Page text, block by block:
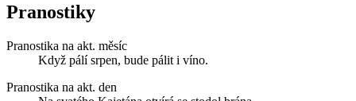
Pranostiky
Pranostika na akt. měsíc
Když pálí srpen, bude pálit i víno.
Pranostika na akt. den